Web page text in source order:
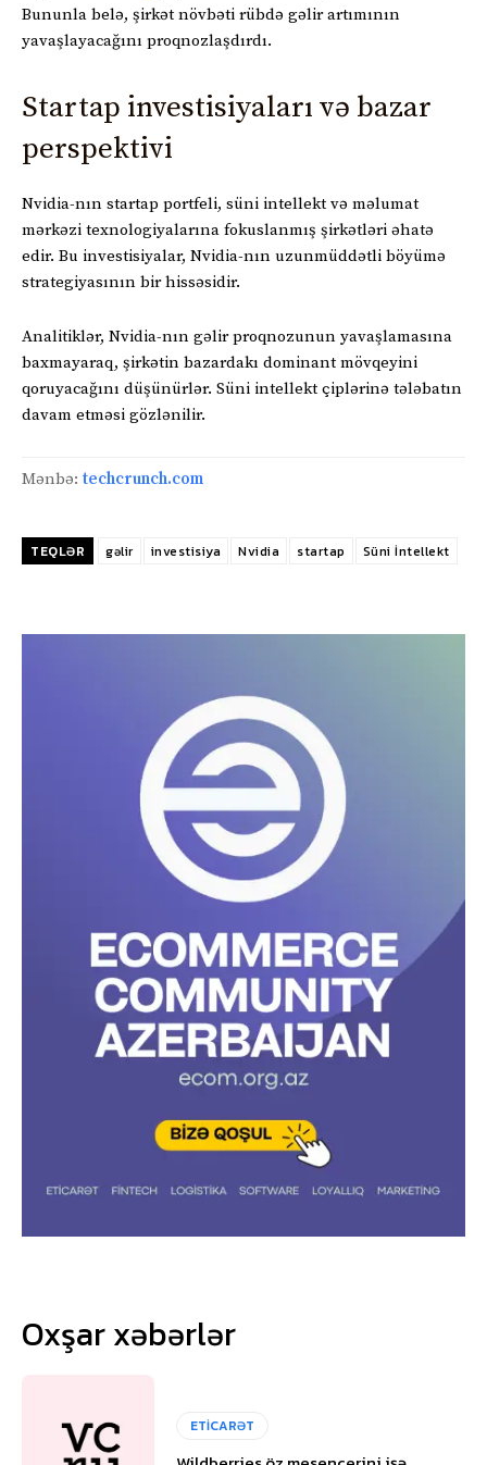
Bununla belə, şirkət növbəti rübdə gəlir artımının
yavaşlayacağını proqnozlaşdırdı.
Startap investisiyaları və bazar
perspektivi
Nvidia-nın startap portfeli, süni intellekt və məlumat
mərkəzi texnologiyalarına fokuslanmış şirkətləri əhatə
edir. Bu investisiyalar, Nvidia-nın uzunmüddətli böyümə
strategiyasının bir hissəsidir.
Analitiklər, Nvidia-nın gəlir proqnozunun yavaşlamasına
baxmayaraq, şirkətin bazardakı dominant mövqeyini
qoruyacağını düşünürlər. Süni intellekt çiplərinə tələbatın
davam etməsi gözlənilir.
Mənbə: techcrunch.com
TEQLƏR gəlir investisiya Nvidia startap Süni İntellekt
Oxşar xəbərlər
ETİCARƏT